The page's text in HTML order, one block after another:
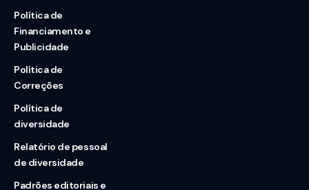
Política de
Financiamento e
Publicidade
Política de
Correções
Política de
diversidade
Relatório de pessoal
de diversidade
Padrões editoriais e